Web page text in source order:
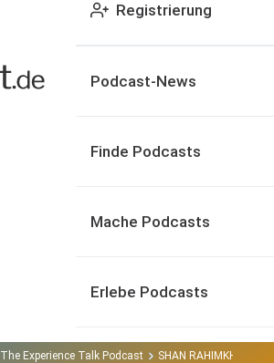
Registrierung
Podcast-News
Finde Podcasts
Mache Podcasts
Erlebe Podcasts
The Experience Talk Podcast SHAN RAHIMKHAN